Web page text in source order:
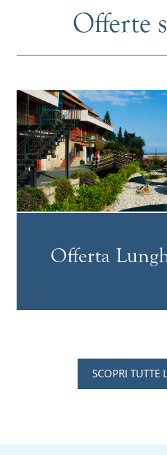
Offerte
Offerta
SCOPRI TUTTE